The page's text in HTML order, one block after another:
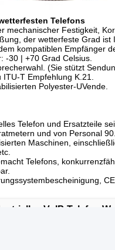
Telefons
mechanischer Festigkeit,
der wetterfeste Grad ist
kompatiblen Empfänger
-30 | +70 Grad Celsius.
(Sie stützt
T Empfehlung K.21.
Polyester-UVende.
Telefon und Ersatzteile
und von Personal 90.
Maschinen,
Telefons,
VoIP-Telefon